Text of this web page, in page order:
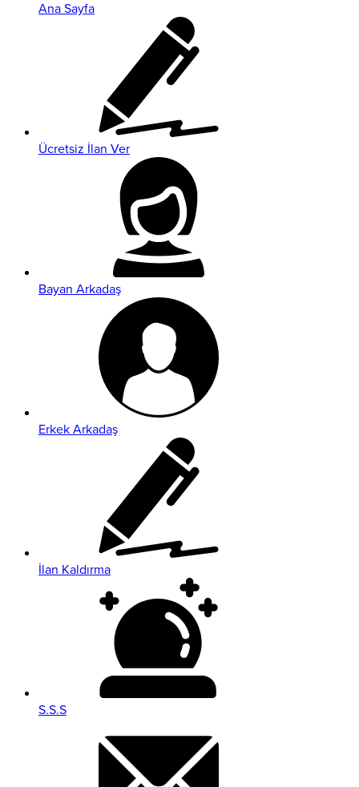
Ana Sayfa
Ücretsiz İlan Ver
Bayan Arkadaş
Erkek Arkadaş
İlan Kaldırma
S.S.S